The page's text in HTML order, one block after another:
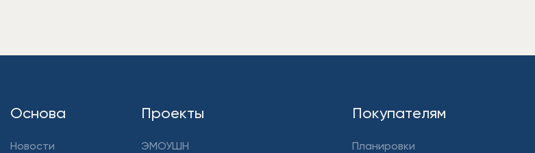
Основа
Новости
Проекты
ЭМОУШН
Покупателям
Планировки